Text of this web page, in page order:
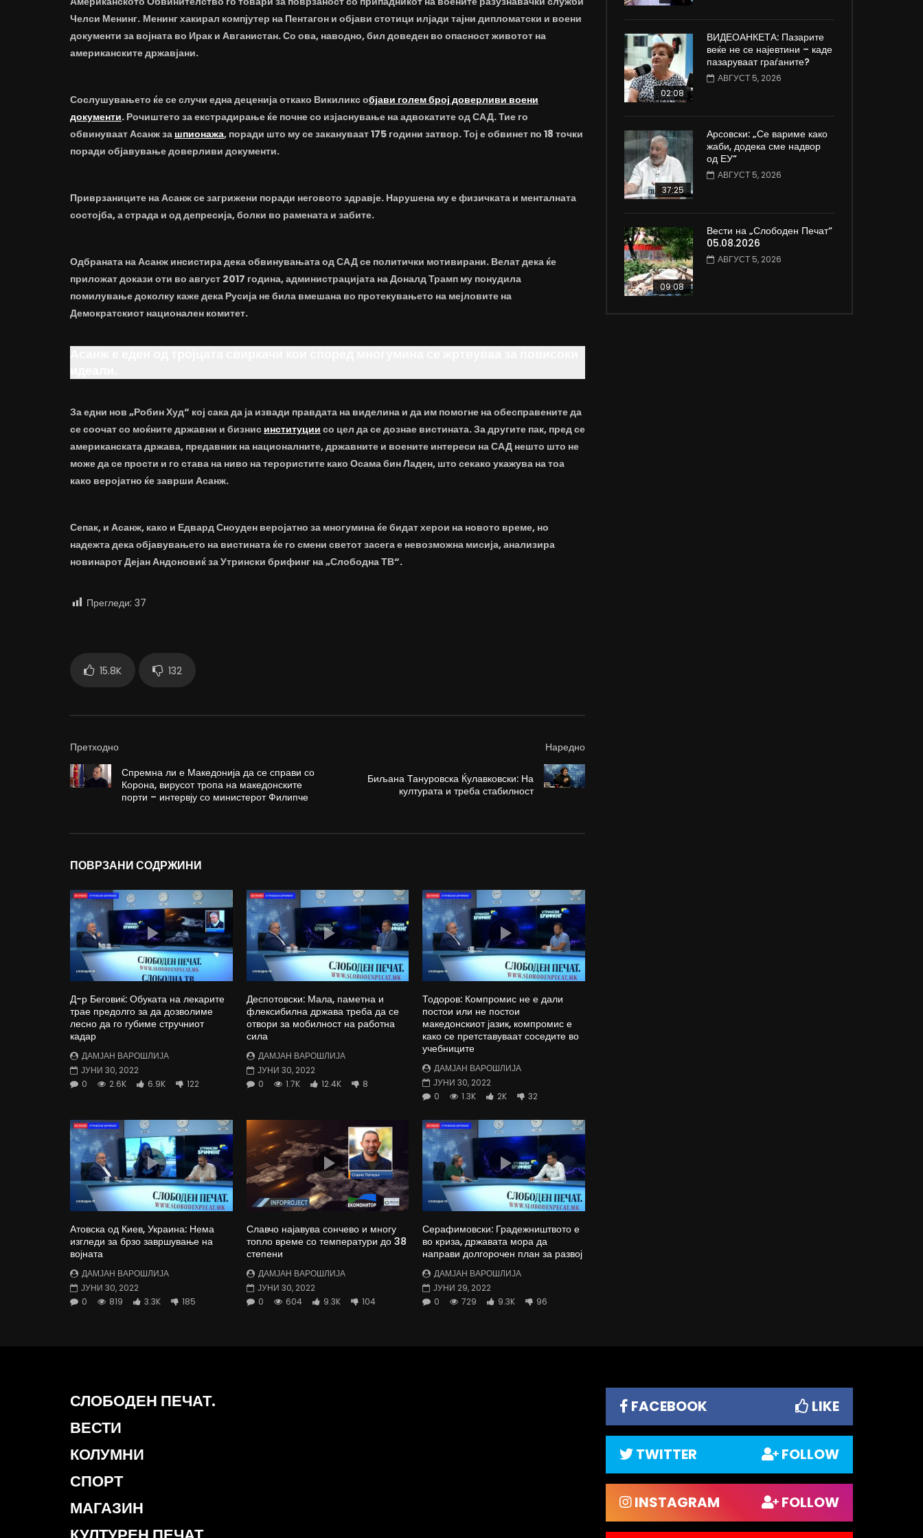
Челси Менинг. Менинг хакирал компјутер на Пентагон и објави стотици илјади тајни дипломатски и воени
документи за војната во Ирак и Авганистан. Со ова, наводно, бил доведен во опасност животот на
американските државјани.
Сослушувањето ќе се случи една деценија откако Викиликс објави голем број доверливи воени
документи. Рочиштето за екстрадирање ќе почне со изјаснување на адвокатите од САД. Тие го
обвинуваат Асанж за шпионажа, поради што му се закануваат 175 години затвор. Тој е обвинет по 18 точки
поради објавување доверливи документи.
Приврзаниците на Асанж се загрижени поради неговото здравје. Нарушена му е физичката и менталната
состојба, а страда и од депресија, болки во рамената и забите.
Одбраната на Асанж инсистира дека обвинувањата од САД се политички мотивирани. Велат дека ќе
приложат докази оти во август 2017 година, администрацијата на Доналд Трамп му понудила
помилување доколку каже дека Русија не била вмешана во протекувањето на мејловите на
Демократскиот национален комитет.
За едни нов „Робин Худ“ кој сака да ја извади правдата на виделина и да им помогне на обесправените да
се соочат со моќните државни и бизнис институции со цел да се дознае вистината. За другите пак, пред се
американската држава, предавник на националните, државните и воените интереси на САД нешто што не
може да се прости и го става на ниво на терористите како Осама бин Ладен, што секако укажува на тоа
како веројатно ќе заврши Асанж.
Сепак, и Асанж, како и Едвард Сноуден веројатно за многумина ќе бидат херои на новото време, но
надежта дека објавувањето на вистината ќе го смени светот засега е невозможна мисија, анализира
новинарот Дејан Андоновиќ за Утрински брифинг на „Слободна ТВ“.
Прегледи: 37
15.8K 132
Претходно
Спремна ли е Македонија да се справи со
Корона, вирусот тропа на македонските
порти – интервју со министерот Филипче
Наредно
Биљана Тануровска Ќулавковски: На
културата и треба стабилност
ПОВРЗАНИ СОДРЖИНИ
Д-р Беговиќ: Обуката на лекарите
трае предолго за да дозволиме
лесно да го губиме стручниот
кадар
ДАМЈАН ВАРОШЛИЈА
ЈУНИ 30, 2022
0
2.6K 6.9K 122
Деспотовски: Мала, паметна и
флексибилна држава треба да се
отвори за мобилност на работна
сила
ДАМЈАН ВАРОШЛИЈА
ЈУНИ 30, 2022
0
1.7K 12.4K 8
Тодоров: Компромис не е дали
постои или не постои
македонскиот јазик, компромис е
како се претставуваат соседите во
учебниците
ДАМЈАН ВАРОШЛИЈА
ЈУНИ 30, 2022
0
1.3K 2K 32
Атовска од Киев, Украина: Нема
изгледи за брзо завршување на
војната
ДАМЈАН ВАРОШЛИЈА
ЈУНИ 30, 2022
0
819 3.3K 185
Славчо најавува сончево и многу
топло време со температури до 38
степени
ДАМЈАН ВАРОШЛИЈА
ЈУНИ 30, 2022
0
604 9.3K 104
Серафимовски: Градежништвото е
во криза, државата мора да
направи долгорочен план за развој
ДАМЈАН ВАРОШЛИЈА
ЈУНИ 29, 2022
0
729 9.3K 96
02:08
ВИДЕОАНКЕТА: Пазарите
веќе не се најевтини – каде
пазаруваат граѓаните?
АВГУСТ 5, 2026
37:25
Арсовски: „Се вариме како
жаби, додека сме надвор
од ЕУ“
АВГУСТ 5, 2026
09:08
Вести на „Слободен Печат“
05.08.2026
АВГУСТ 5, 2026
СЛОБОДЕН ПЕЧАТ.
ВЕСТИ
КОЛУМНИ
СПОРТ
МАГАЗИН
FACEBOOK LIKE
TWITTER FOLLOW
INSTAGRAM FOLLOW